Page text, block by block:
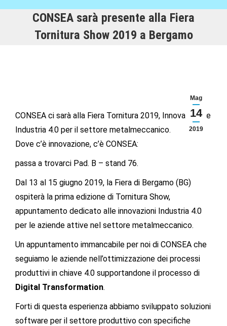
CONSEA sarà presente alla Fiera
Tornitura Show 2019 a Bergamo
Mag
14
2019
CONSEA ci sarà alla Fiera Tornitura 2019, Innovazione e
Industria 4.0 per il settore metalmeccanico.
Dove c’è innovazione, c’è CONSEA:
passa a trovarci Pad. B – stand 76.
Dal 13 al 15 giugno 2019, la Fiera di Bergamo (BG)
ospiterà la prima edizione di Tornitura Show,
appuntamento dedicato alle innovazioni Industria 4.0
per le aziende attive nel settore metalmeccanico.
Un appuntamento immancabile per noi di CONSEA che
seguiamo le aziende nell’ottimizzazione dei processi
produttivi in chiave 4.0 supportandone il processo di
Digital Transformation.
Forti di questa esperienza abbiamo sviluppato soluzioni
software per il settore produttivo con specifiche